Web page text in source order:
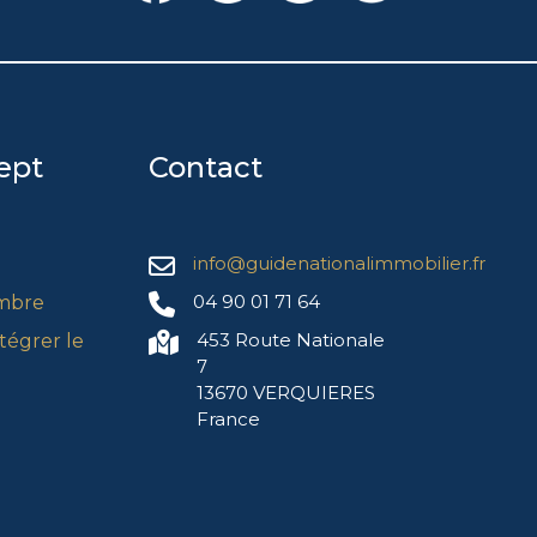
le
Contact
info@guidenationalimmobilier.fr
04 90 01 71 64
453 Route Nationale
7
13670 VERQUIERES
France